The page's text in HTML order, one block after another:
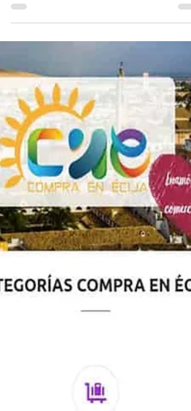
Los mejores productos de Écija y
productos típicos ecijanos que forman